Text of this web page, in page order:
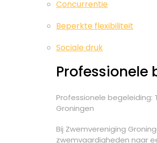
Concurrentie
Beperkte flexibiliteit
Sociale druk
Professionele
Professionele begeleiding:
Groningen
Bij Zwemvereniging
zwemvaardigheden naar